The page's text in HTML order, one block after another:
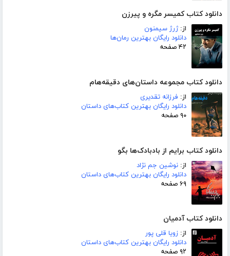
دانلود کتاب کمیسر مگره و پیرزن
از:ژرژ سیمنون
دانلود رایگان بهترین رمان‌ها
۴۲ صفحه
دانلود کتاب مجموعه داستان‌های دقیقه‌هام
از: فرزانه تقدیری
دانلود رایگان بهترین کتاب‌های داستان
۹۰ صفحه
دانلود کتاب برایم از بادبادک‌ها بگو
از: نوشین جم نژاد
دانلود رایگان بهترین کتاب‌های داستان
۶۹ صفحه
دانلود کتاب آدمیان
از: زویا قلی پور
دانلود رایگان بهترین کتاب‌های داستان
۹۲ صفحه